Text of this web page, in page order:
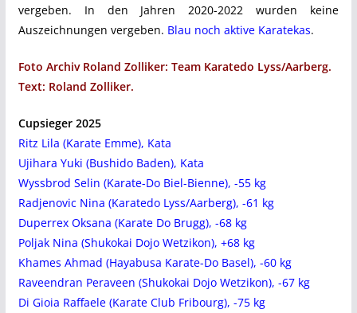
vergeben. In den Jahren 2020-2022 wurden keine
Auszeichnungen vergeben. Blau noch aktive Karatekas.
Foto Archiv Roland Zolliker: Team Karatedo Lyss/Aarberg.
Text: Roland Zolliker.
Cupsieger 2025
Ritz Lila (Karate Emme), Kata
Ujihara Yuki (Bushido Baden), Kata
Wyssbrod Selin (Karate-Do Biel-Bienne), -55 kg
Radjenovic Nina (Karatedo Lyss/Aarberg), -61 kg
Duperrex Oksana (Karate Do Brugg), -68 kg
Poljak Nina (Shukokai Dojo Wetzikon), +68 kg
Khames Ahmad (Hayabusa Karate-Do Basel), -60 kg
Raveendran Peraveen (Shukokai Dojo Wetzikon), -67 kg
Di Gioia Raffaele (Karate Club Fribourg), -75 kg